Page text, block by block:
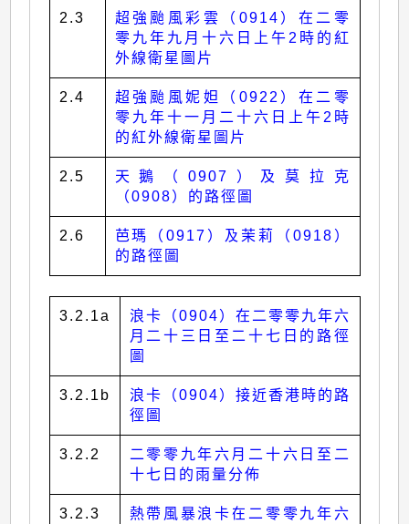
2.3
超強颱風彩雲（0914）在二零
零九年九月十六日上午2時的紅
外線衛星圖片
2.4
超強颱風妮妲（0922）在二零
零九年十一月二十六日上午2時
的紅外線衛星圖片
2.5
天鵝（0907）及莫拉克
（0908）的路徑圖
2.6
芭瑪（0917）及茉莉（0918）
的路徑圖
3.2.1a
浪卡（0904）在二零零九年六
月二十三日至二十七日的路徑
圖
3.2.1b
浪卡（0904）接近香港時的路
徑圖
3.2.2
二零零九年六月二十六日至二
十七日的雨量分佈
3.2.3
熱帶風暴浪卡在二零零九年六